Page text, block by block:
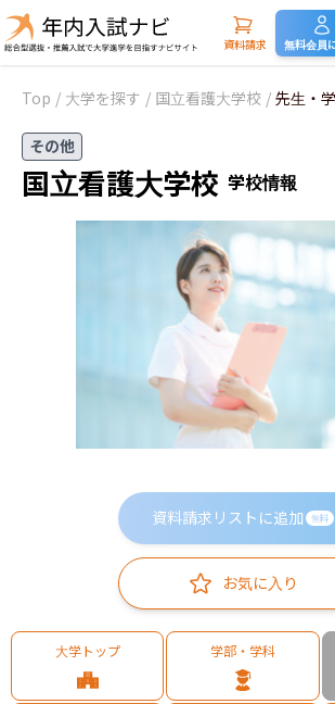
資料請求 無料会員
Top / 大学を探す / 国立看護大学校 / 先生・
その他
国立看護大学校 学校情報
資料請求リストに追加 無料
お気に入り
大学トップ 学部・学科